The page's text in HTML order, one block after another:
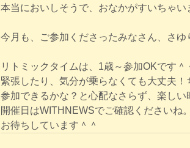
本当においしそうで、おなかがすいちゃい
今月も、ご参加くださったみなさん、さゆ
リトミックタイムは、1歳～参加OKです＾
緊張したり、気分が乗らなくても大丈夫
参加できるかな？と心配なさらず、楽しい
開催日はWITHNEWSでご確認くださいね。
お待ちしています＾＾